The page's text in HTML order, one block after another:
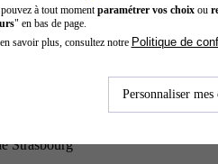
Strasbourg
à tout moment paramétrer vos choixou
" en bas de page.
savoir plus, consultez notre Politique de
Personnaliser mes